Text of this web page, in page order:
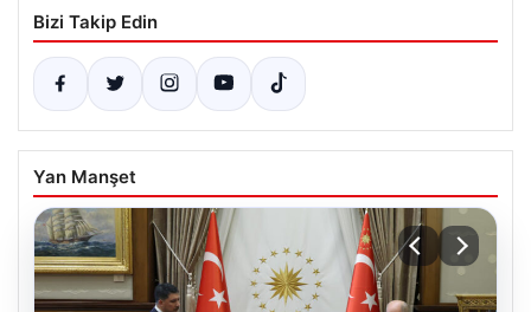
Bizi Takip Edin
Yan Manşet